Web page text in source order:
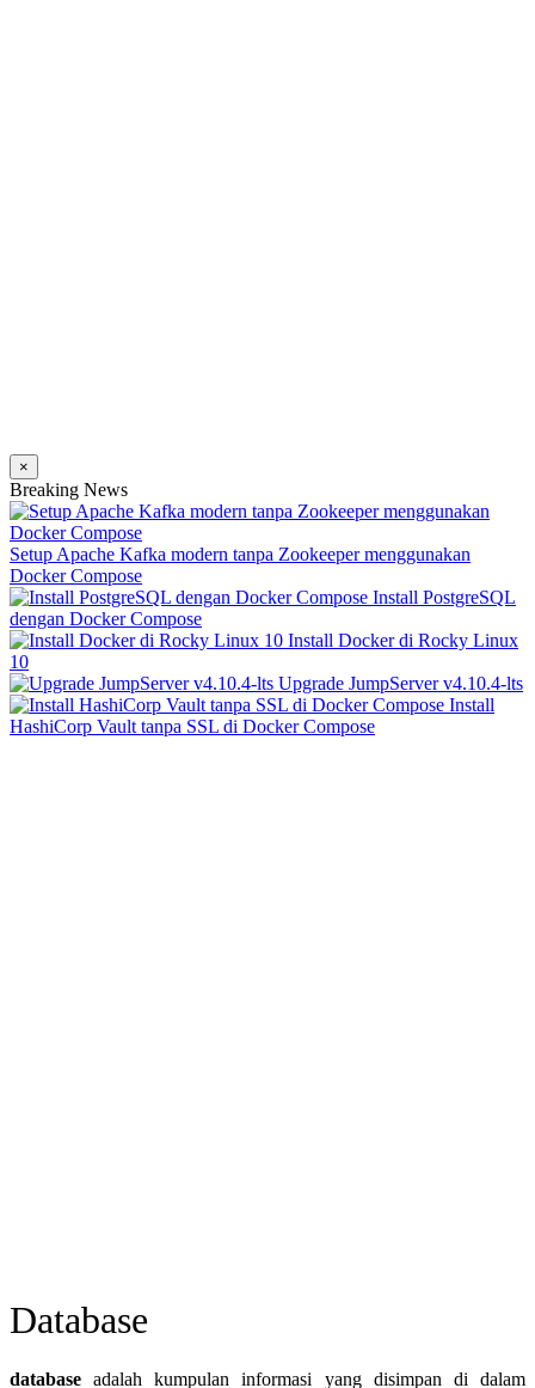
×
Breaking News
Setup Apache Kafka modern tanpa Zookeeper menggunakan
Docker Compose
Install PostgreSQL
dengan Docker Compose
Install Docker di Rocky Linux
10
Upgrade JumpServer v4.10.4-lts
Install
HashiCorp Vault tanpa SSL di Docker Compose
Database
database adalah kumpulan informasi yang disimpan di dalam